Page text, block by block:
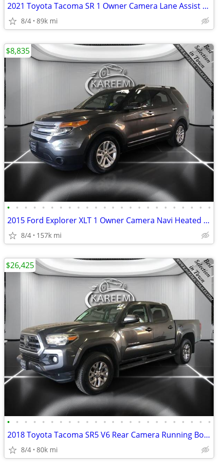
2021 Toyota Tacoma SR 1 Owner Camera Lane Assist Running Boards Bed
8/4 89k mi
• • • • • • • • • • • • • • • • • • • • • • • •
2015 Ford Explorer XLT 1 Owner Camera Navi Heated Seats Leather Thir
8/4 157k mi
$8,835
• • • • • • • • • • • • • • • • • • • • • • • •
2018 Toyota Tacoma SR5 V6 Rear Camera Running Boards 30 Service Reco
8/4 80k mi
$26,425